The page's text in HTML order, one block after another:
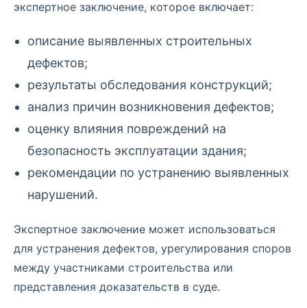
экспертное заключение, которое включает:
описание выявленных строительных
дефектов;
результаты обследования конструкций;
анализ причин возникновения дефектов;
оценку влияния повреждений на
безопасность эксплуатации здания;
рекомендации по устранению выявленных
нарушений.
Экспертное заключение может использоваться
для устранения дефектов, урегулирования споров
между участниками строительства или
представления доказательств в суде.